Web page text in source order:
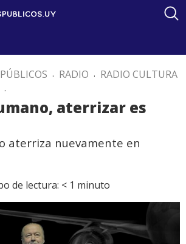
. RADIO . RADIO CULTURA
.
aterrizar es
aterriza nuevamente en
de lectura: < 1 minuto